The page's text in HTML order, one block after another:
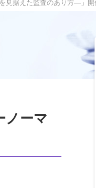
見据えた監査のあり方―」開
ノーマ